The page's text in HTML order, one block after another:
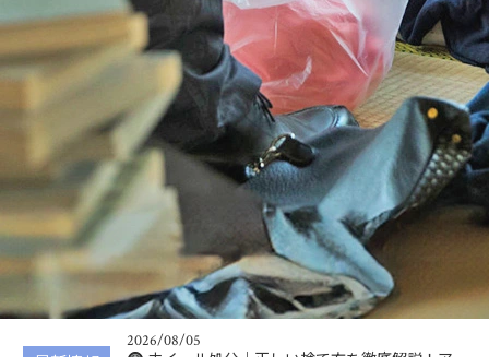
2026/08/03
コーヒーメーカー処分｜正しい捨て方を徹底
解説！無料で処分…
2026/08/07
防草シート処分｜正しい捨て方を徹底解説！
無料で処分する方…
2026/08/06
キックボード処分｜正しい捨て方を徹底解
説！電動キックボー…
2026/08/05